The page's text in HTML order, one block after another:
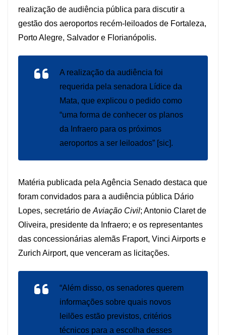
realização de audiência pública para discutir a
gestão dos aeroportos recém-leiloados de Fortaleza,
Porto Alegre, Salvador e Florianópolis.
A realização da audiência foi
requerida pela senadora Lídice da
Mata, que explicou o pedido como
“uma forma de conhecer os planos
da Infraero para os próximos
aeroportos a ser leiloados” [sic].
Matéria publicada pela Agência Senado destaca que
foram convidados para a audiência pública Dário
Lopes, secretário de Aviação Civil; Antonio Claret de
Oliveira, presidente da Infraero; e os representantes
das concessionárias alemãs Fraport, Vinci Airports e
Zurich Airport, que venceram as licitações.
“Além disso, os senadores querem
informações sobre quais novos
leilões estão previstos, critérios
técnicos para a escolha desses